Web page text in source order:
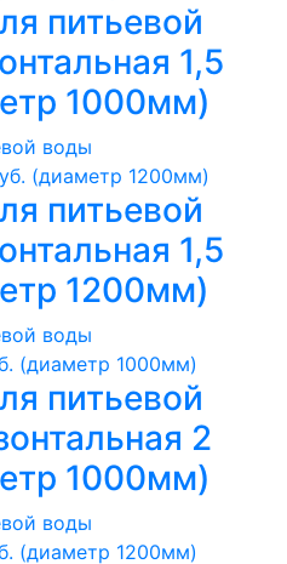
питьевой
1,5
1000мм)
питьевой
1,5
1200мм)
питьевой
2
1000мм)